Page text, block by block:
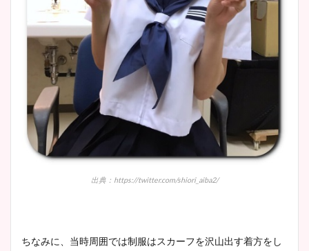
とめ！美脚や水着姿に年齢も
調査！
宇賀神メグアナのニット画像
まとめ！足も美脚でカップも
凄い！
池谷実悠アナのメガネ画像が
出典：https://twitter.com/shiori_aiba2/
ちなみに、当時周囲では制服はスカーフを沢山出す着方をし